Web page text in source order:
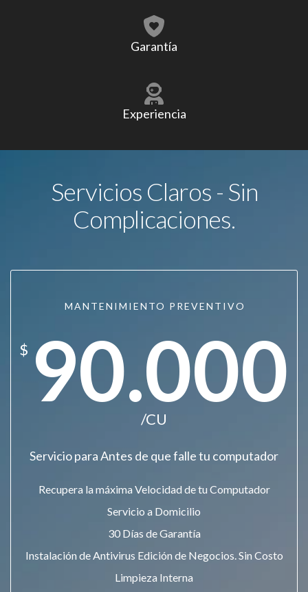
Garantía
Experiencia
Servicios Claros - Sin
Complicaciones.
MANTENIMIENTO PREVENTIVO
$ 90.000
/CU
Servicio para Antes de que falle tu computador
Recupera la máxima Velocidad de tu Computador
Servicio a Domicilio
30 Días de Garantía
Instalación de Antivirus Edición de Negocios. Sin Costo
Limpieza Interna